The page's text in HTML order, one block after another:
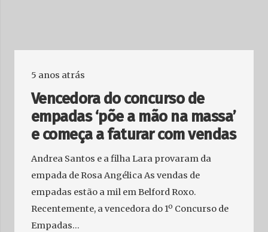
5 anos atrás
Vencedora do concurso de
empadas ‘põe a mão na massa’
e começa a faturar com vendas
Andrea Santos e a filha Lara provaram da
empada de Rosa Angélica As vendas de
empadas estão a mil em Belford Roxo.
Recentemente, a vencedora do 1º Concurso de
Empadas…